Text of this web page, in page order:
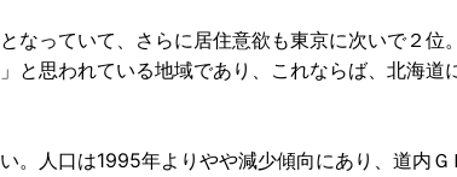
なっていて、さらに居住意欲も東京に次いで２位
と思われている地域であり、これならば、北海道
。人口は1995年よりやや減少傾向にあり、道内